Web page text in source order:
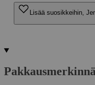
Lisää suosikkeihin,